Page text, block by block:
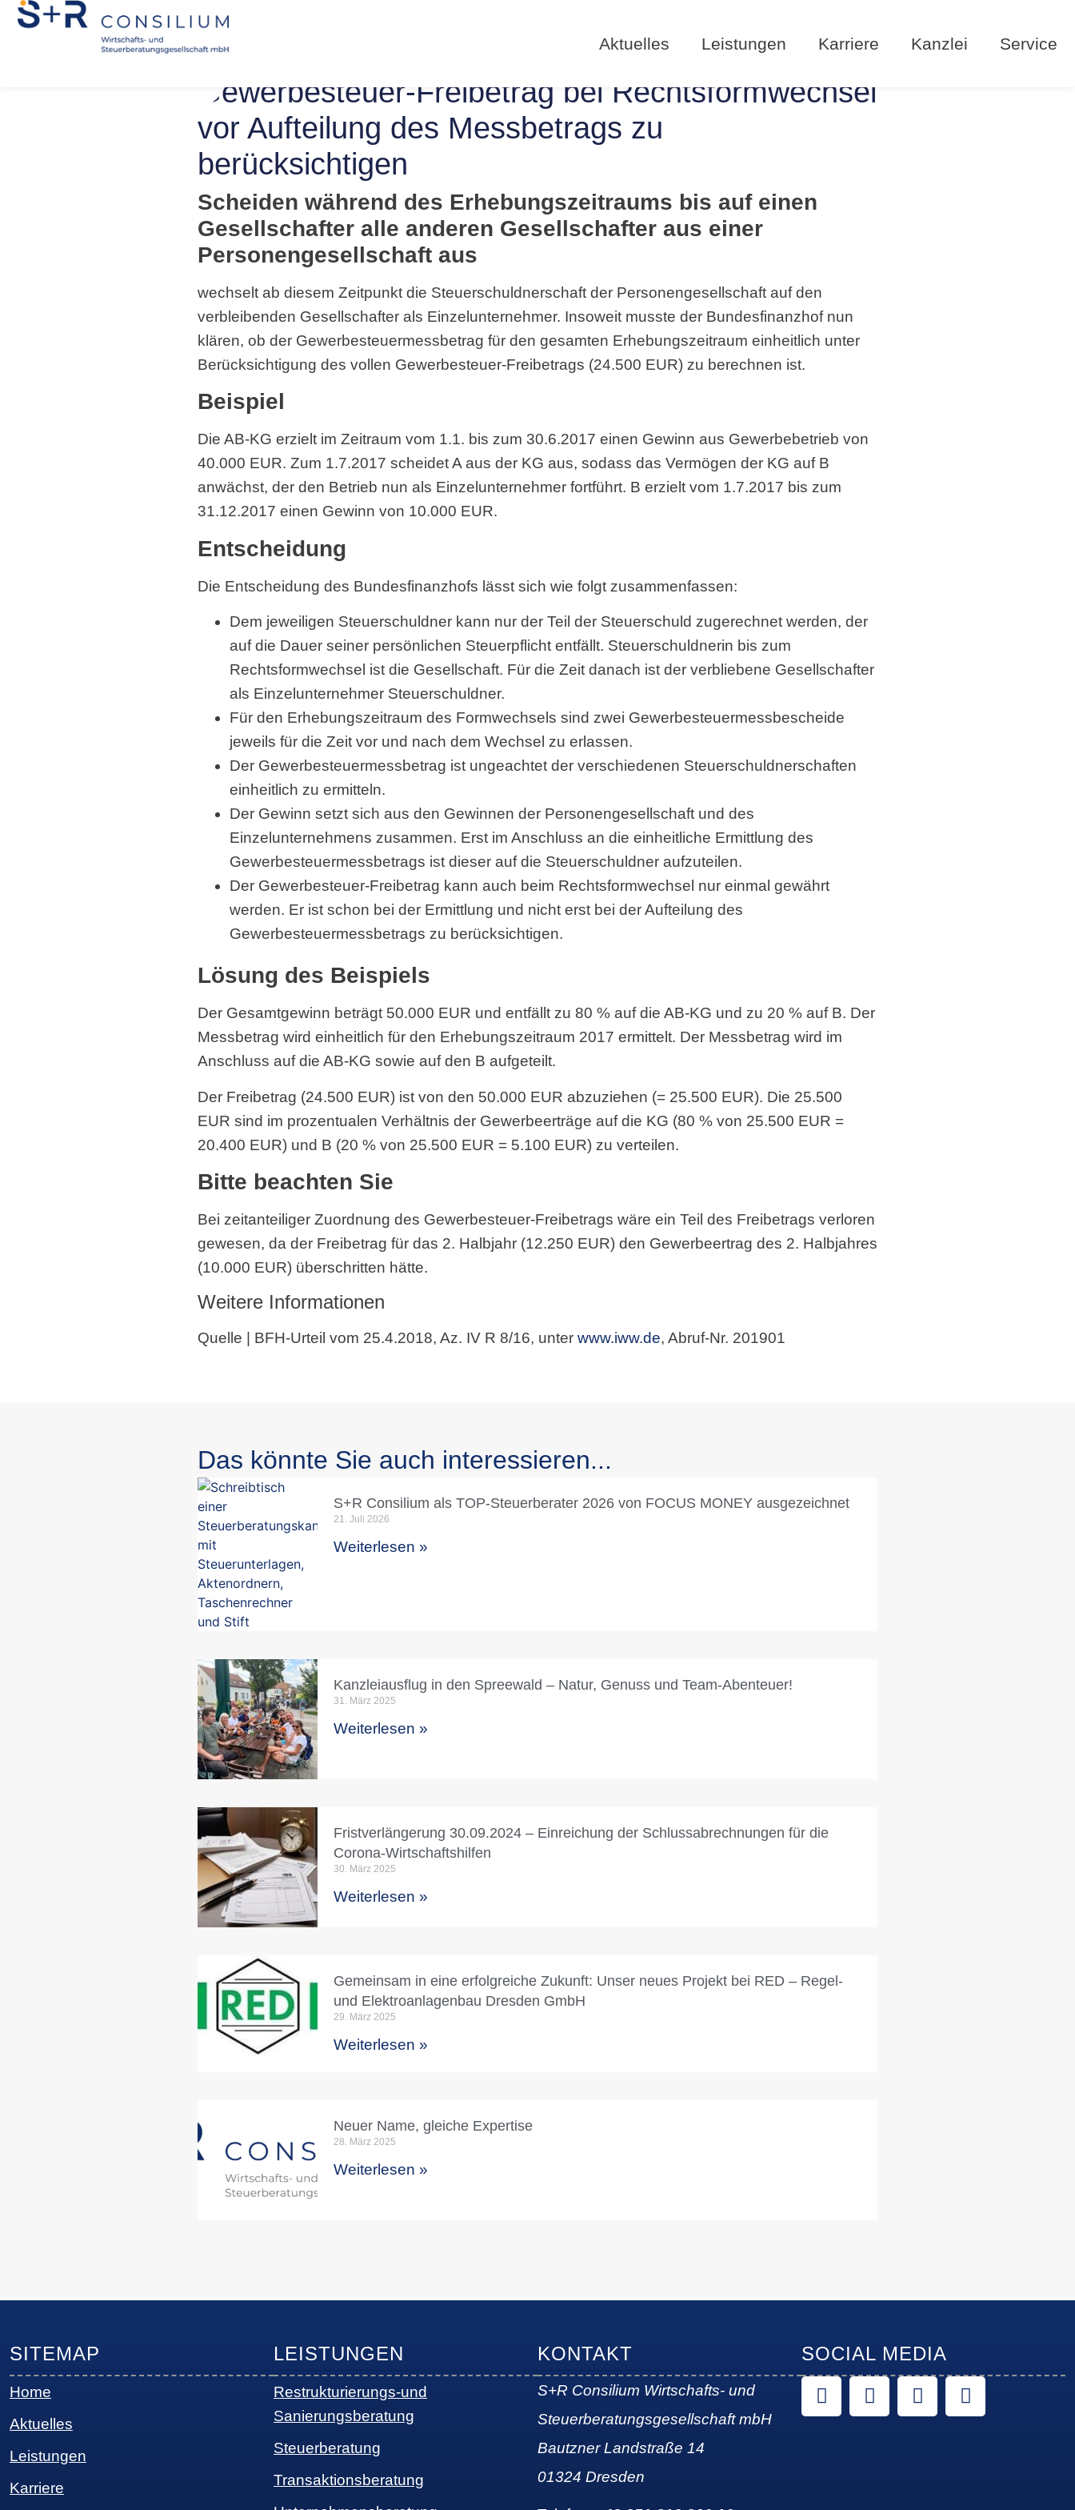
Aktuelles Leistungen Karriere Kanzlei Service
Gewerbesteuer-Freibetrag bei Rechtsformwechsel
vor Aufteilung des Messbetrags zu
berücksichtigen
Scheiden während des Erhebungszeitraums bis auf einen
Gesellschafter alle anderen Gesellschafter aus einer
Personengesellschaft aus
wechselt ab diesem Zeitpunkt die Steuerschuldnerschaft der Personengesellschaft auf den
verbleibenden Gesellschafter als Einzelunternehmer. Insoweit musste der Bundesfinanzhof nun
klären, ob der Gewerbesteuermessbetrag für den gesamten Erhebungszeitraum einheitlich unter
Berücksichtigung des vollen Gewerbesteuer-Freibetrags (24.500 EUR) zu berechnen ist.
Beispiel
Die AB-KG erzielt im Zeitraum vom 1.1. bis zum 30.6.2017 einen Gewinn aus Gewerbebetrieb von
40.000 EUR. Zum 1.7.2017 scheidet A aus der KG aus, sodass das Vermögen der KG auf B
anwächst, der den Betrieb nun als Einzelunternehmer fortführt. B erzielt vom 1.7.2017 bis zum
31.12.2017 einen Gewinn von 10.000 EUR.
Entscheidung
Die Entscheidung des Bundesfinanzhofs lässt sich wie folgt zusammenfassen:
Dem jeweiligen Steuerschuldner kann nur der Teil der Steuerschuld zugerechnet werden, der
auf die Dauer seiner persönlichen Steuerpflicht entfällt. Steuerschuldnerin bis zum
Rechtsformwechsel ist die Gesellschaft. Für die Zeit danach ist der verbliebene Gesellschafter
als Einzelunternehmer Steuerschuldner.
Für den Erhebungszeitraum des Formwechsels sind zwei Gewerbesteuermessbescheide
jeweils für die Zeit vor und nach dem Wechsel zu erlassen.
Der Gewerbesteuermessbetrag ist ungeachtet der verschiedenen Steuerschuldnerschaften
einheitlich zu ermitteln.
Der Gewinn setzt sich aus den Gewinnen der Personengesellschaft und des
Einzelunternehmens zusammen. Erst im Anschluss an die einheitliche Ermittlung des
Gewerbesteuermessbetrags ist dieser auf die Steuerschuldner aufzuteilen.
Der Gewerbesteuer-Freibetrag kann auch beim Rechtsformwechsel nur einmal gewährt
werden. Er ist schon bei der Ermittlung und nicht erst bei der Aufteilung des
Gewerbesteuermessbetrags zu berücksichtigen.
Lösung des Beispiels
Der Gesamtgewinn beträgt 50.000 EUR und entfällt zu 80 % auf die AB-KG und zu 20 % auf B. Der
Messbetrag wird einheitlich für den Erhebungszeitraum 2017 ermittelt. Der Messbetrag wird im
Anschluss auf die AB-KG sowie auf den B aufgeteilt.
Der Freibetrag (24.500 EUR) ist von den 50.000 EUR abzuziehen (= 25.500 EUR). Die 25.500
EUR sind im prozentualen Verhältnis der Gewerbeerträge auf die KG (80 % von 25.500 EUR =
20.400 EUR) und B (20 % von 25.500 EUR = 5.100 EUR) zu verteilen.
Bitte beachten Sie
Bei zeitanteiliger Zuordnung des Gewerbesteuer-Freibetrags wäre ein Teil des Freibetrags verloren
gewesen, da der Freibetrag für das 2. Halbjahr (12.250 EUR) den Gewerbeertrag des 2. Halbjahres
(10.000 EUR) überschritten hätte.
Weitere Informationen
Quelle | BFH-Urteil vom 25.4.2018, Az. IV R 8/16, unter www.iww.de, Abruf-Nr. 201901
Das könnte Sie auch interessieren...
S+R Consilium als TOP-Steuerberater 2026 von FOCUS MONEY ausgezeichnet
21. Juli 2026
Weiterlesen »
Kanzleiausflug in den Spreewald – Natur, Genuss und Team-Abenteuer!
31. März 2025
Weiterlesen »
Fristverlängerung 30.09.2024 – Einreichung der Schlussabrechnungen für die
Corona-Wirtschaftshilfen
30. März 2025
Weiterlesen »
Gemeinsam in eine erfolgreiche Zukunft: Unser neues Projekt bei RED – Regel-
und Elektroanlagenbau Dresden GmbH
29. März 2025
Weiterlesen »
Neuer Name, gleiche Expertise
28. März 2025
Weiterlesen »
SITEMAP
Home
Aktuelles
Leistungen
Karriere
LEISTUNGEN
Restrukturierungs-und
Sanierungsberatung
Steuerberatung
Transaktionsberatung
KONTAKT
S+R Consilium Wirtschafts- und
Steuerberatungsgesellschaft mbH
Bautzner Landstraße 14
01324 Dresden
SOCIAL MEDIA